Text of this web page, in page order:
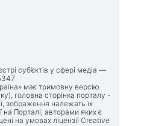
суб’єктів у сфері медіа —
має тримовну версію
головна сторінка порталу -
зображення належать їх
на Порталі, авторами яких є
на умовах ліцензії Creative